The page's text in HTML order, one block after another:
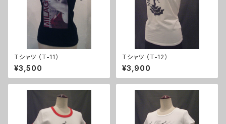
Tシャツ （T-11）
¥3,500
Tシャツ （T-12）
¥3,900